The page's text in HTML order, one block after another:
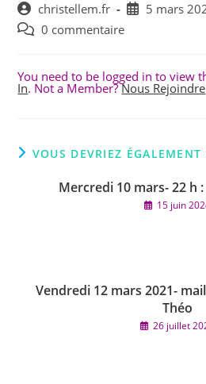
Auteur/autrice
de
christellem.fr
Publication
5 mars
Commentaires
publication :
0 commentaire
You need to be logged in to view
In. Not a Member?Nous Rejoindre
VOUS DEVRIEZ ÉGALEMENT
Mercredi 10 mars- 22 h
15 juin
Vendredi 12 mars 2021-
Théo
26 juillet